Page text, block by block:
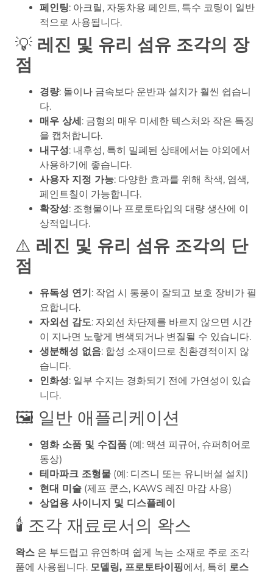
페인팅: 아크릴, 자동차용 페인트, 특수 코팅이 일반
적으로 사용됩니다.
💡 레진 및 유리 섬유 조각의 장
점
경량: 돌이나 금속보다 운반과 설치가 훨씬 쉽습니
다.
매우 상세: 금형의 매우 미세한 텍스처와 작은 특징
을 캡처합니다.
내구성: 내후성, 특히 밀폐된 상태에서는 야외에서
사용하기에 좋습니다.
사용자 지정 가능: 다양한 효과를 위해 착색, 염색,
페인트칠이 가능합니다.
확장성: 조형물이나 프로토타입의 대량 생산에 이
상적입니다.
⚠️ 레진 및 유리 섬유 조각의 단
점
유독성 연기: 작업 시 통풍이 잘되고 보호 장비가 필
요합니다.
자외선 감도: 자외선 차단제를 바르지 않으면 시간
이 지나면 노랗게 변색되거나 변질될 수 있습니다.
생분해성 없음: 합성 소재이므로 친환경적이지 않
습니다.
인화성: 일부 수지는 경화되기 전에 가연성이 있습
니다.
🖼️ 일반 애플리케이션
영화 소품 및 수집품 (예: 액션 피규어, 슈퍼히어로
동상)
테마파크 조형물 (예: 디즈니 또는 유니버설 설치)
현대 미술 (제프 쿤스, KAWS 레진 마감 사용)
상업용 사이니지 및 디스플레이
🕯️ 조각 재료로서의 왁스
왁스 은 부드럽고 유연하며 쉽게 녹는 소재로 주로 조각
품에 사용됩니다. 모델링, 프로토타이핑에서, 특히 로스